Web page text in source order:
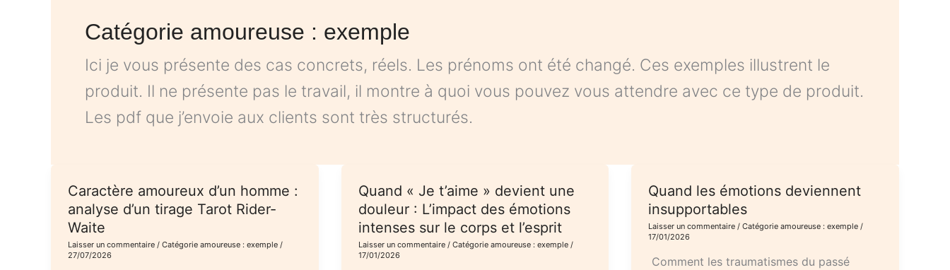
Catégorie amoureuse : exemple
Ici je vous présente des cas concrets, réels. Les prénoms ont été changé. Ces exemples illustrent le
produit. Il ne présente pas le travail, il montre à quoi vous pouvez vous attendre avec ce type de produit.
Les pdf que j’envoie aux clients sont très structurés.
Caractère amoureux d’un homme :
analyse d’un tirage Tarot Rider-
Waite
Laisser un commentaire / Catégorie amoureuse : exemple /
27/07/2026
Quand « Je t’aime » devient une
douleur : L’impact des émotions
intenses sur le corps et l’esprit
Laisser un commentaire / Catégorie amoureuse : exemple/
17/01/2026
Quand les émotions deviennent
insupportables
Laisser un commentaire /Catégorie amoureuse : exemple /
17/01/2026
Comment les traumatismes du passé